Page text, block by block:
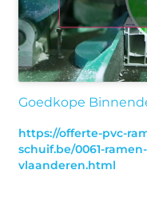
Goedkope
https://offerte-pvc-
schuif.be/0061-
vlaanderen.html